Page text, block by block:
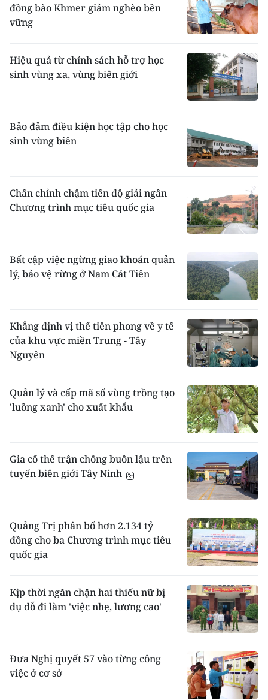
đồng bào Khmer giảm nghèo bền
vững
Hiệu quả từ chính sách hỗ trợ học
sinh vùng xa, vùng biên giới
Bảo đảm điều kiện học tập cho học
sinh vùng biên
Chấn chỉnh chậm tiến độ giải ngân
Chương trình mục tiêu quốc gia
Bất cập việc ngừng giao khoán quản
lý, bảo vệ rừng ở Nam Cát Tiên
Khẳng định vị thế tiên phong về y tế
của khu vực miền Trung - Tây
Nguyên
Quản lý và cấp mã số vùng trồng tạo
'luồng xanh' cho xuất khẩu
Gia cố thế trận chống buôn lậu trên
tuyến biên giới Tây Ninh
Quảng Trị phân bổ hơn 2.134 tỷ
đồng cho ba Chương trình mục tiêu
quốc gia
Kịp thời ngăn chặn hai thiếu nữ bị
dụ dỗ đi làm 'việc nhẹ, lương cao'
Đưa Nghị quyết 57 vào từng công
việc ở cơ sở